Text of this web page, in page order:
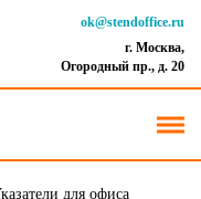
ok@stendoffice.ru
г. Москва,
Огородный пр., д. 20
для офиса